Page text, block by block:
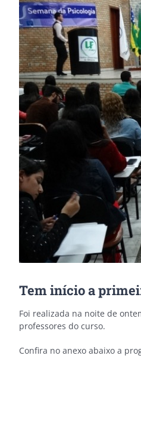
Image
Tem início a
Foi realizada na noite de
professores do curso.
Confira no anexo abaixo a